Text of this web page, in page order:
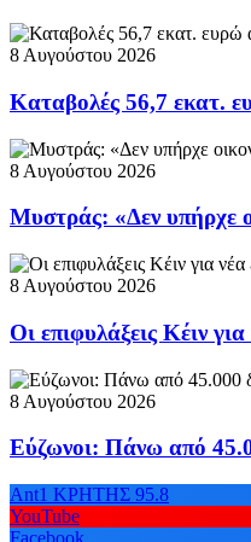
8 Αυγούστου 2026
Καταβολές 56,7 εκατ.
8 Αυγούστου 2026
Μυστράς: «Δεν υπήρχε
8 Αυγούστου 2026
Οι επιφυλάξεις Κέιν
8 Αυγούστου 2026
Εύζωνοι: Πάνω από
Ant1 ΚΡΗΤΗΣ 95.8
YouTube
Facebook